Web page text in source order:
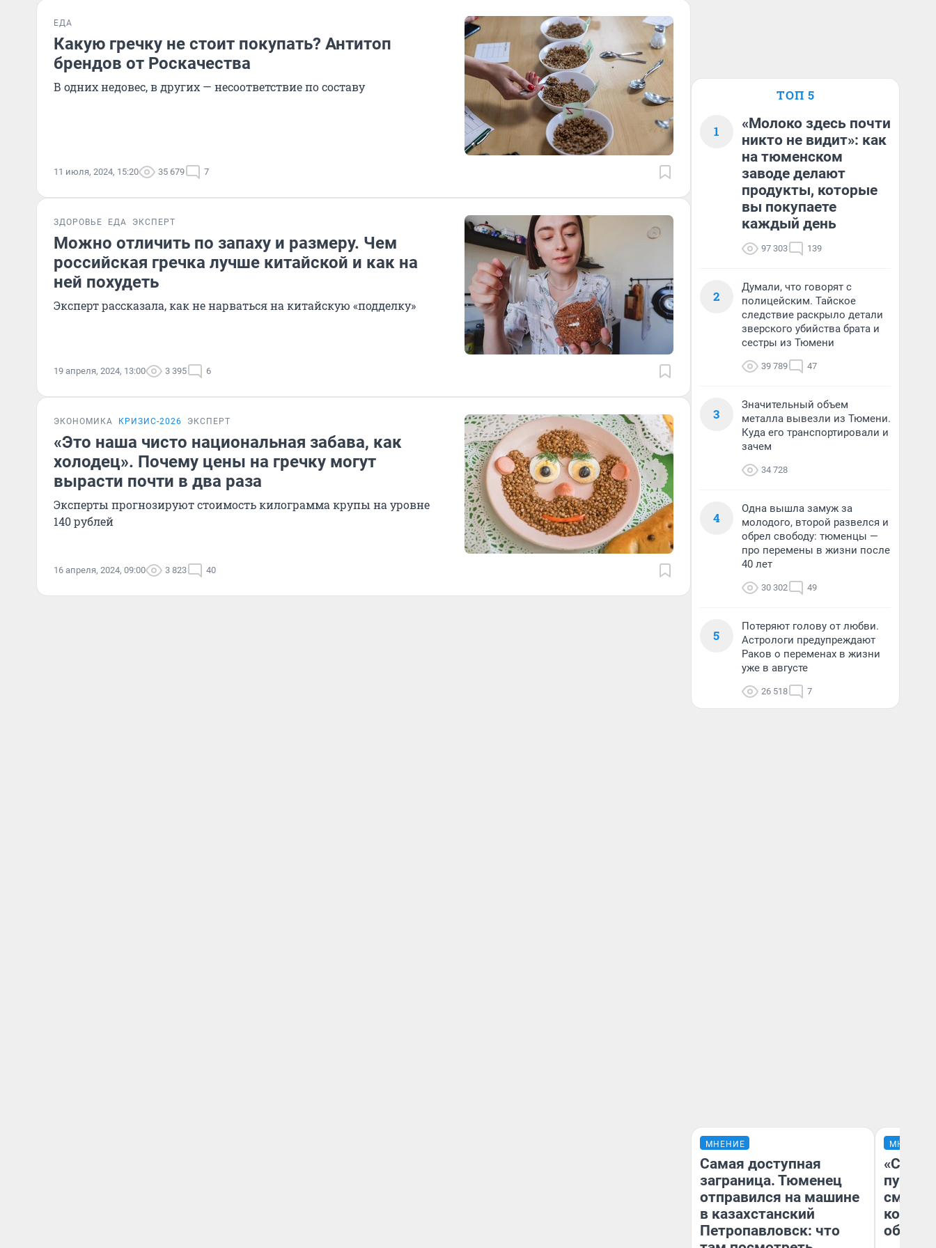
ЕДА
Какую гречку не стоит покупать? Антитоп
брендов от Роскачества
В одних недовес, в других — несоответствие по составу
11 июля, 2024, 15:20 35 679 7
ЗДОРОВЬЕ ЕДА ЭКСПЕРТ
Можно отличить по запаху и размеру. Чем
российская гречка лучше китайской и как на
ней похудеть
Эксперт рассказала, как не нарваться на китайскую «подделку»
19 апреля, 2024, 13:00 3 395 6
ЭКОНОМИКА КРИЗИС-2026 ЭКСПЕРТ
«Это наша чисто национальная забава, как
холодец». Почему цены на гречку могут
вырасти почти в два раза
Эксперты прогнозируют стоимость килограмма крупы на уровне
140 рублей
16 апреля, 2024, 09:00 3 823 40
ТОП 5
1
«Молоко здесь почти
никто не видит»: как
на тюменском
заводе делают
продукты, которые
вы покупаете
каждый день
97 303 139
2
Думали, что говорят с
полицейским. Тайское
следствие раскрыло детали
зверского убийства брата и
сестры из Тюмени
39 789 47
3
Значительный объем
металла вывезли из Тюмени.
Куда его транспортировали и
зачем
34 728
4
Одна вышла замуж за
молодого, второй развелся и
обрел свободу: тюменцы —
про перемены в жизни после
40 лет
30 302 49
5
Потеряют голову от любви.
Астрологи предупреждают
Раков о переменах в жизни
уже в августе
26 518 7
МНЕНИЕ
Самая доступная
заграница. Тюменец
отправился на машине
в казахстанский
Петропавловск: что
МНЕНИЕ